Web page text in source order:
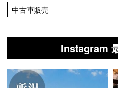
中古車販売
Instagram